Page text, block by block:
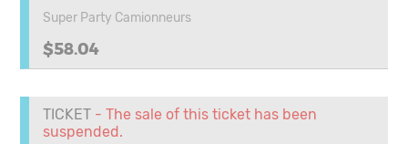
Super Party Camionneurs
$58.04
TICKET - The sale of this ticket has been
suspended.